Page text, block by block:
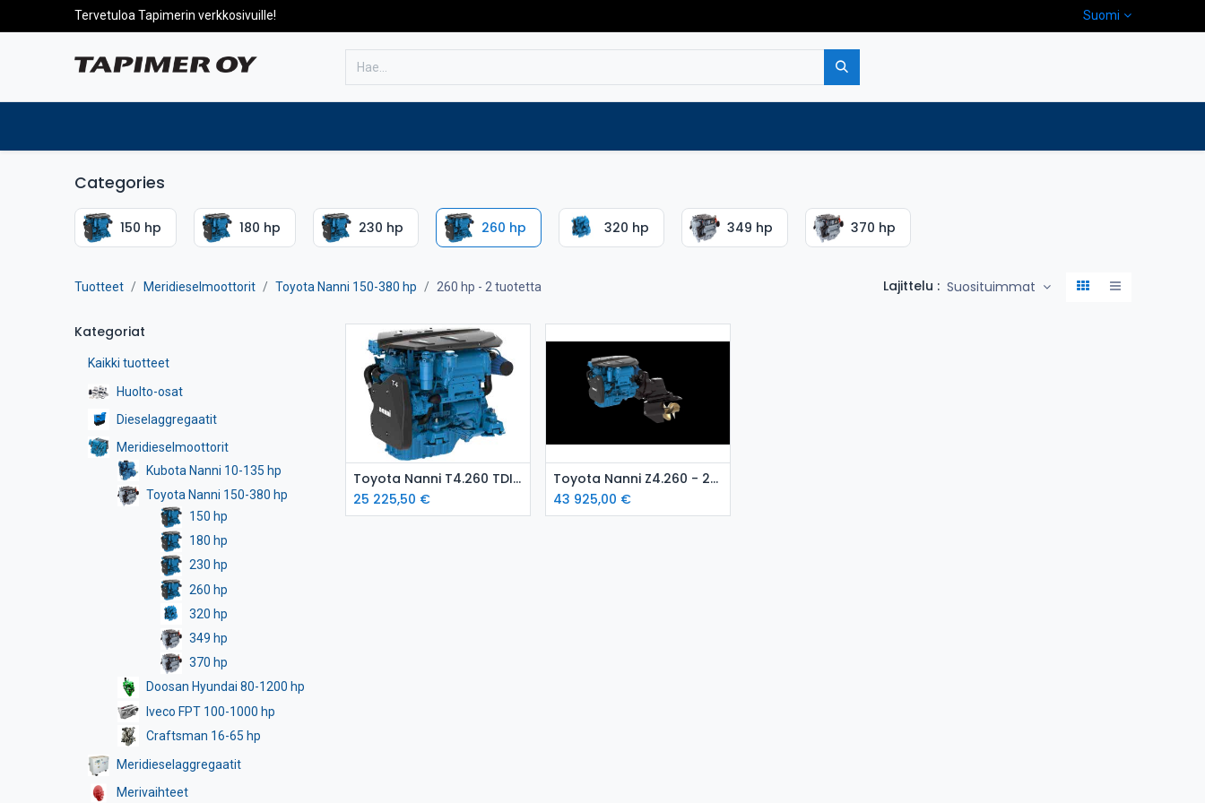
Tervetuloa Tapimerin verkkosivuille! Suomi
Categories
150 hp 180 hp 230 hp 260 hp 320 hp 349 hp 370 hp
Tuotteet Meridieselmoottorit Toyota Nanni 150-380 hp 260 hp - 2 tuotetta Lajittelu : Suosituimmat
Kategoriat
Kaikki tuotteet
Huolto-osat
Dieselaggregaatit
Meridieselmoottorit
Kubota Nanni 10-135 hp
Toyota Nanni 150-380 hp
150 hp
180 hp
230 hp
260 hp
320 hp
349 hp
370 hp
Doosan Hyundai 80-1200 hp
Iveco FPT 100-1000 hp
Craftsman 16-65 hp
Meridieselaggregaatit
Merivaihteet
Lisää ostoskoriin
Toyota Nanni T4.260 TDI - 260hp meridieselmoottori
25 225,50 €
Lisää ostoskoriin
Toyota Nanni Z4.260 - 260hp meridieselmoottori perävetolaitteella
43 925,00 €